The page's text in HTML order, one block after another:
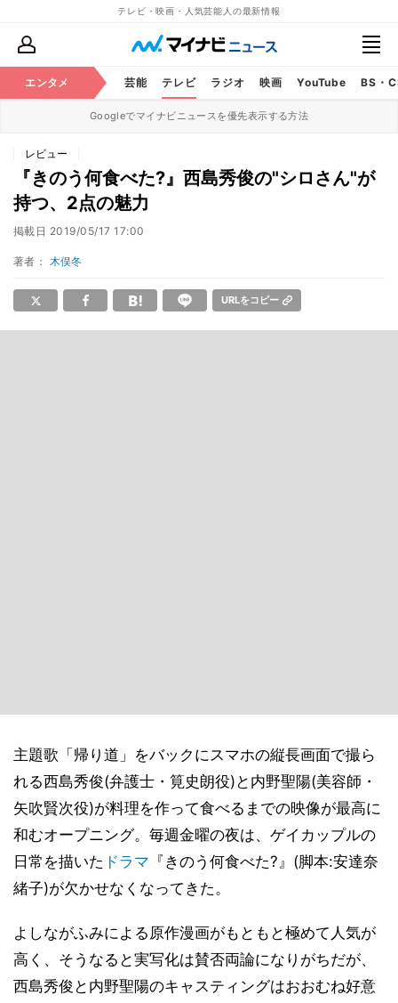
テレビ・映画・人気芸能人の最新情報
エンタメ 芸能 テレビ ラジオ 映画 YouTube BS・
Googleでマイナビニュースを優先表示する方法
レビュー
『きのう何食べた?』西島秀俊の"シロさん"が
持つ、2点の魅力
掲載日 2019/05/17 17:00
著者： 木俣冬
URLをコピー
主題歌「帰り道」をバックにスマホの縦長画面で撮ら
れる西島秀俊(弁護士・筧史朗役)と内野聖陽(美容師・
矢吹賢次役)が料理を作って食べるまでの映像が最高に
和むオープニング。毎週金曜の夜は、ゲイカップルの
日常を描いた ドラマ 『きのう何食べた?』(脚本:安達奈
緒子)が欠かせなくなってきた。
よしながふみによる原作漫画がもともと極めて人気が
高く、そうなると実写化は賛否両論になりがちだが、
西島秀俊と内野聖陽のキャスティングはおおむね好意